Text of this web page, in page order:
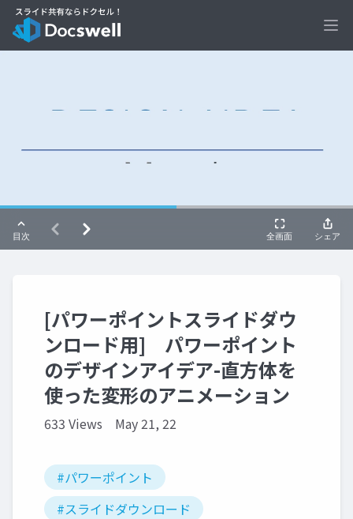
[パワーポイントスライドダウ
ンロード用] パワーポイント
のデザインアイデア-直方体を
使った変形のアニメーション
633 Views May 21, 22
#パワーポイント
#スライドダウンロード